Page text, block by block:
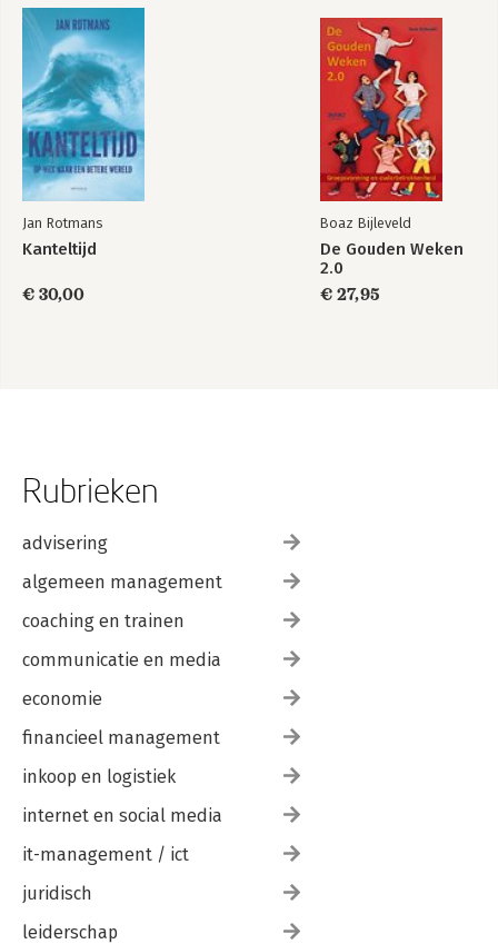
Jan Rotmans
Kanteltijd
€ 30,00
Boaz Bijleveld
De Gouden Weken
2.0
€ 27,95
Rubrieken
advisering
algemeen management
coaching en trainen
communicatie en media
economie
financieel management
inkoop en logistiek
internet en social media
it-management / ict
juridisch
leiderschap